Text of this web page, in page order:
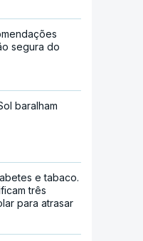
segura do
baralham
e tabaco.
três
para atrasar